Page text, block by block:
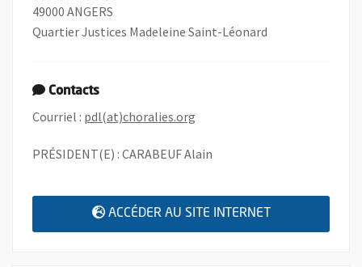
49000 ANGERS
Quartier Justices Madeleine Saint-Léonard
Contacts
Courriel : pdl(at)choralies.org
PRÉSIDENT(E) : CARABEUF Alain
ACCÉDER AU SITE INTERNET , OUVRE UNE